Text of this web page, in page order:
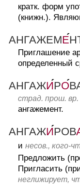
кратк. форм
(книжн.).
АНГАЖЕМЕ
Приглашение
определенный
АНГАЖИРО
страд. прош.
ангажемент.
АНГАЖИРОВ
и несов., кого-
Предложить
Пригласить
неглижирует,